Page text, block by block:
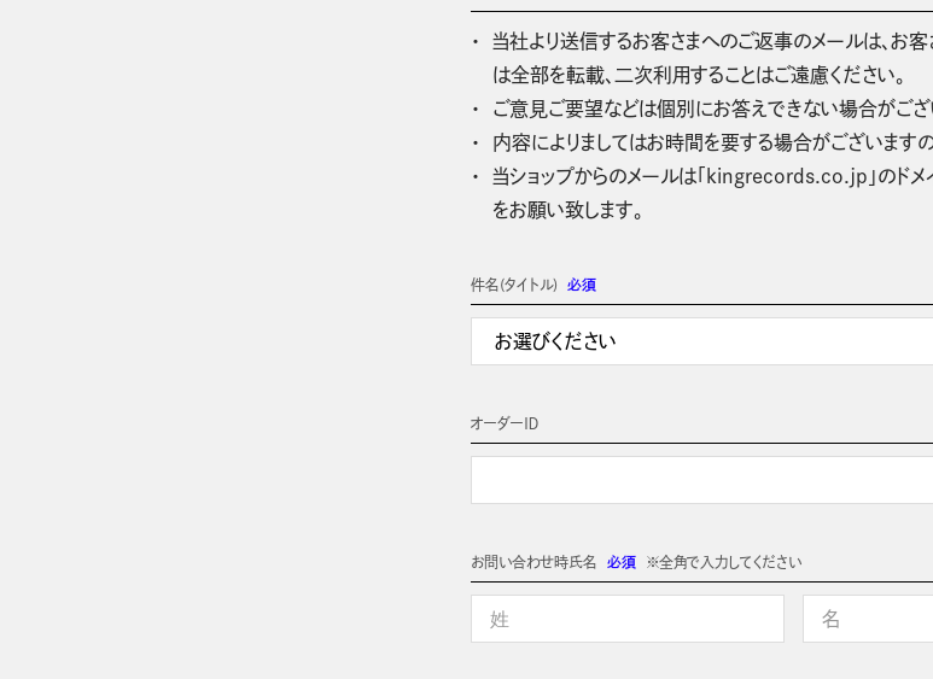
当社より送信するお客さまへのご返事のメールは、お
は全部を転載、二次利用することはご遠慮ください。
ご意見ご要望などは個別にお答えできない場合がござ
内容によりましてはお時間を要する場合がございますの
当ショップからのメールは「kingrecords.co.jp」のド
をお願い致します。
件名(タイトル) 必須
オーダーＩＤ
お問い合わせ時氏名 必須 ※全角で入力してください